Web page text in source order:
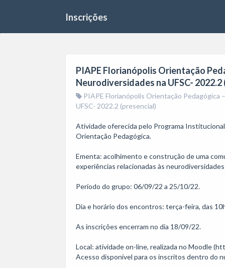
Inscrições
PIAPE Florianópolis Orientação
Neurodiversidades na UFSC-
PIAPE Florianópolis Orientação
UFSC- 2022.2 (presencial)
Atividade oferecida pelo Programa
Orientação Pedagógica.
Ementa: acolhimento e construção de uma
experiências relacionadas às
Período do grupo: 06/09/22 a 25/10/22.
Dia e horário dos encontros: terça-feira, das
As inscrições encerram no dia 18/09/22.
Local: atividade on-line, realizada no Moodle
Acesso disponível para os inscritos dentro do